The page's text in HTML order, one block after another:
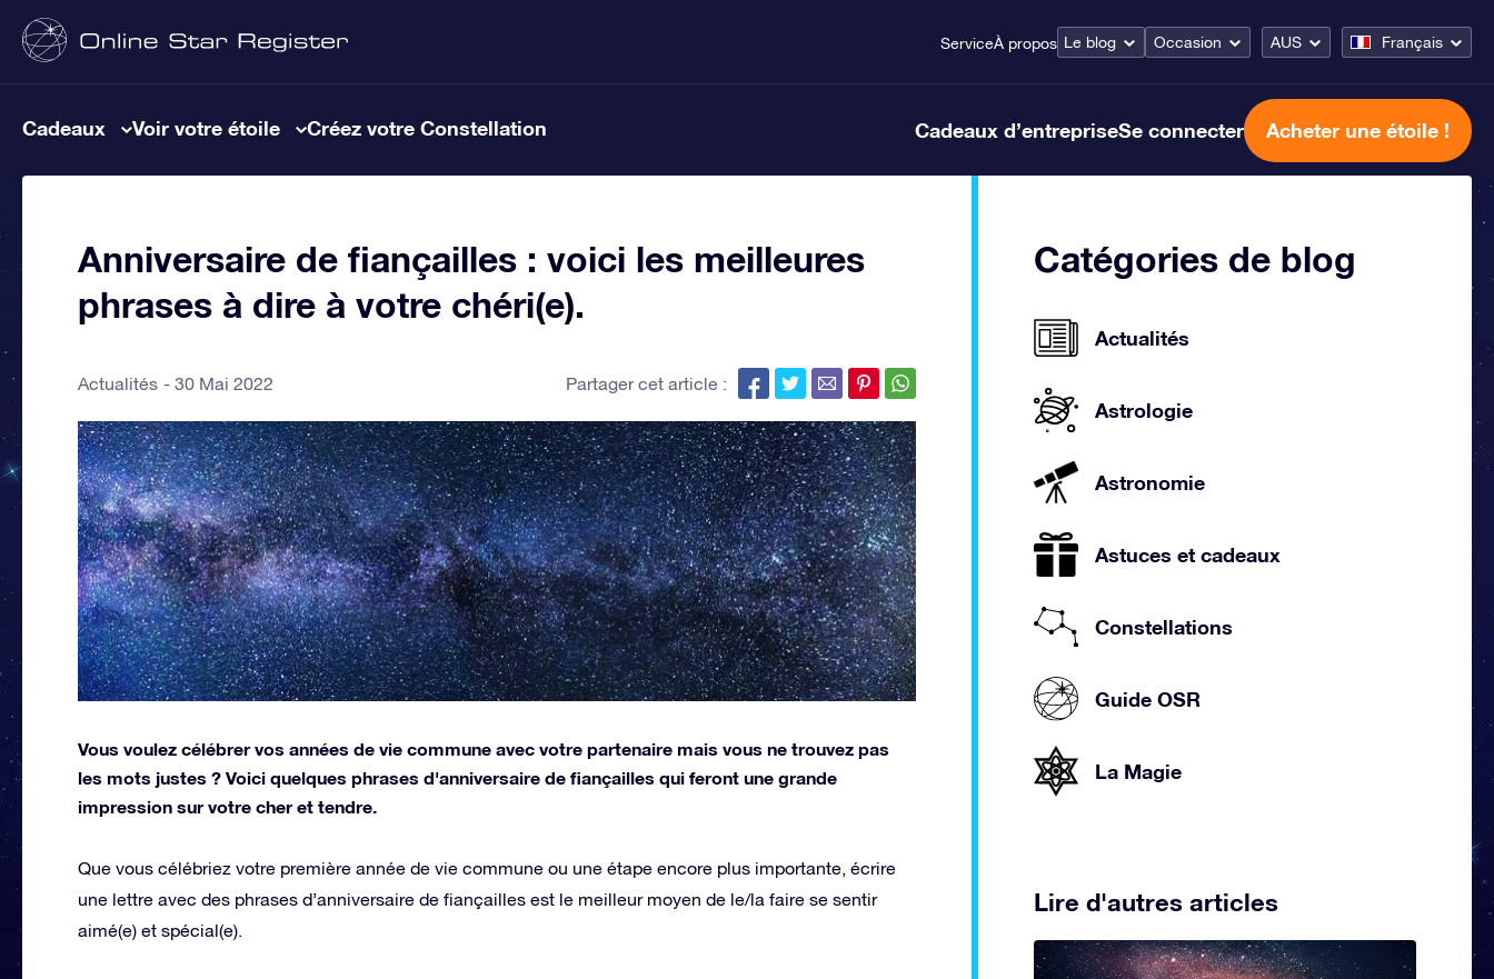
ServiceÀ propos Le blog Occasion AUS Français
Cadeaux Voir votre étoile Créez votre Constellation Cadeaux d’entrepriseSe connecter Acheter une étoile !
Anniversaire de fiançailles : voici les meilleures
phrases à dire à votre chéri(e).
Actualités 30 Mai 2022 Partager cet article :
Vous voulez célébrer vos années de vie commune avec votre partenaire mais vous ne trouvez pas
les mots justes ? Voici quelques phrases d'anniversaire de fiançailles qui feront une grande
impression sur votre cher et tendre.
Que vous célébriez votre première année de vie commune ou une étape encore plus importante, écrire
une lettre avec des phrases d’anniversaire de fiançailles est le meilleur moyen de le/la faire se sentir
aimé(e) et spécial(e).
Catégories de blog
Actualités
Astrologie
Astronomie
Astuces et cadeaux
Constellations
Guide OSR
La Magie
Lire d'autres articles